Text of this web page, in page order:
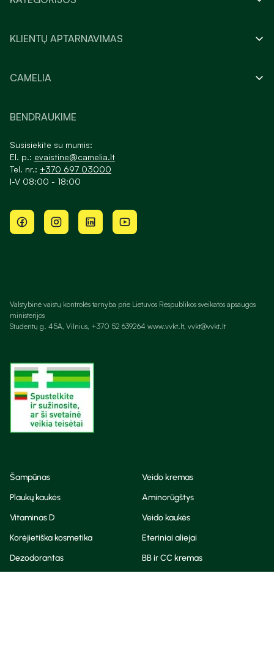
KLIENTŲ APTARNAVIMAS
CAMELIA
BENDRAUKIME
Susisiekite su mumis:
El. p.: evaistine@camelia.lt
Tel. nr.: +370 697 03000
I-V 08:00 - 18:00
Valstybinė vaistų kontrolės tarnyba prie Lietuvos Respublikos sveikatos apsaugos
ministerijos
Studentų g. 45A, Vilnius, +370 52 639264 www.vvkt.lt, vvkt@vvkt.lt
Šampūnas
Veido kremas
Plaukų kaukės
Aminorūgštys
Vitaminas D
Veido kaukės
Korėjietiška kosmetika
Eteriniai aliejai
Dezodorantas
BB ir CC kremas